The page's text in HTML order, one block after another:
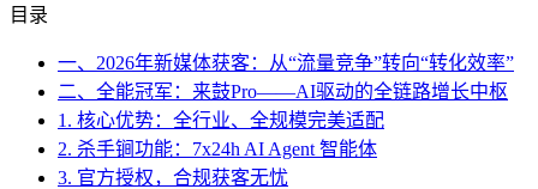
目录
一、2026年新媒体获客：从“流量竞争”转向“转化效率”
二、全能冠军：来鼓Pro——AI驱动的全链路增长中枢
1. 核心优势：全行业、全规模完美适配
2. 杀手锏功能：7x24h AI Agent 智能体
3. 官方授权，合规获客无忧